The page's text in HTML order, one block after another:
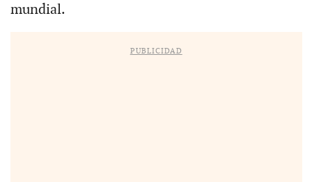
mundial.
PUBLICIDAD